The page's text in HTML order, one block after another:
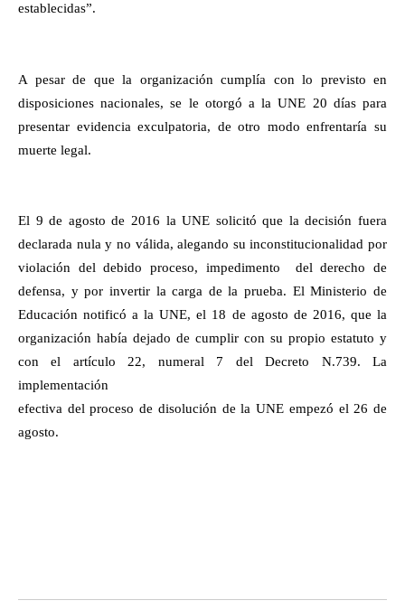
establecidas”.
A pesar de que la organización cumplía con lo previsto en
disposiciones nacionales, se le otorgó a la UNE 20 días para
presentar evidencia exculpatoria, de otro modo enfrentaría su
muerte legal.
El 9 de agosto de 2016 la UNE solicitó que la decisión fuera
declarada nula y no válida, alegando su inconstitucionalidad por
violación del debido proceso, impedimento del derecho de
defensa, y por invertir la carga de la prueba. El Ministerio de
Educación notificó a la UNE, el 18 de agosto de 2016, que la
organización había dejado de cumplir con su propio estatuto y
con el artículo 22, numeral 7 del Decreto N.739. La
implementación
efectiva del proceso de disolución de la UNE empezó el 26 de
agosto.